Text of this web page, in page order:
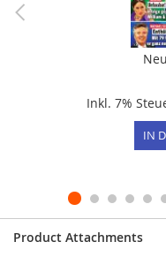
Inkl. 7%
IN
Product Attachments